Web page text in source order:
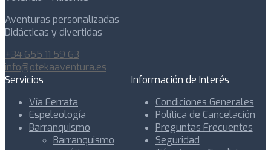
Aventuras personalizadas
Didácticas y divertidas
+34 655 11 59 63
info@otekaaventura.es
Servicios
Vía Ferrata
Espeleología
Barranquismo
Barranquismo
Información de Interés
Condiciones Generales
Política de Cancelación
Preguntas Frecuentes
Seguridad